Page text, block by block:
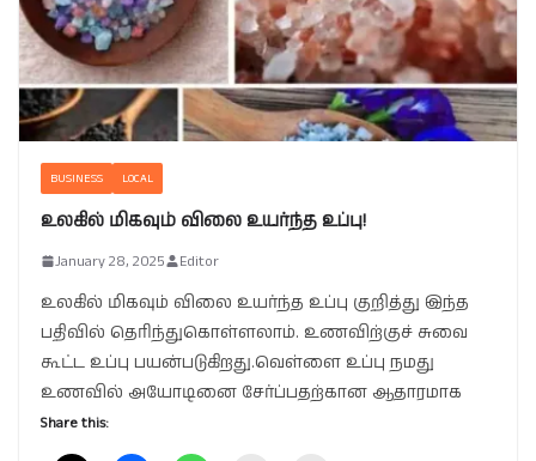
BUSINESS LOCAL
உலகில் மிகவும் விலை உயர்ந்த உப்பு!
January 28, 2025 Editor
உலகில் மிகவும் விலை உயர்ந்த உப்பு குறித்து இந்த
பதிவில் தெரிந்துகொள்ளலாம். உணவிற்குச் சுவை
கூட்ட உப்பு பயன்படுகிறது.வெள்ளை உப்பு நமது
உணவில் அயோடினை சேர்ப்பதற்கான ஆதாரமாக
Share this: